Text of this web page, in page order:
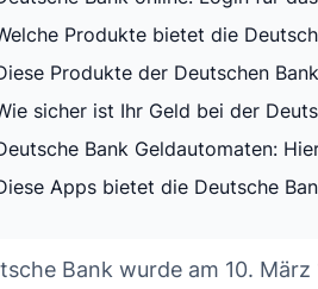
Produkte bietet die
Produkte der Deutschen
sicher ist Ihr Geld bei der
Bank Geldautomaten:
Apps bietet die Deutsche
Bank wurde am 10.